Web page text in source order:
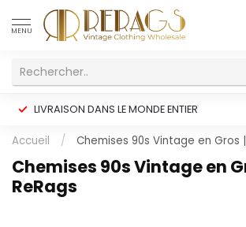
MENU
LIVRAISON DANS LE MONDE ENTIER
Accueil / Chemises 90s Vintage en Gros
Chemises 90s Vintage en
ReRags